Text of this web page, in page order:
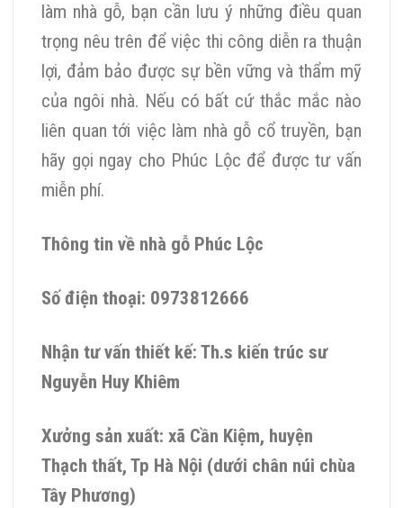
làm nhà gỗ, bạn cần lưu ý những điều quan
trọng nêu trên để việc thi công diễn ra thuận
lợi, đảm bảo được sự bền vững và thẩm mỹ
của ngôi nhà. Nếu có bất cứ thắc mắc nào
liên quan tới việc làm nhà gỗ cổ truyền, bạn
hãy gọi ngay cho Phúc Lộc để được tư vấn
miễn phí.
Thông tin về nhà gỗ Phúc Lộc
Số điện thoại: 0973812666
Nhận tư vấn thiết kế: Th.s kiến trúc sư
Nguyễn Huy Khiêm
Xưởng sản xuất: xã Cần Kiệm, huyện
Thạch thất, Tp Hà Nội (dưới chân núi chùa
Tây Phương)